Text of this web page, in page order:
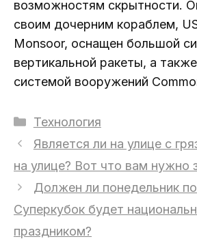
возможностям скрытности.
своим дочерним кораблем,
Monsoor, оснащен большой
вертикальной ракеты, а
системой вооружений
Рубрики
Технология
Является ли на улице с
на улице? Вот что вам нужно
Должен ли понедельник
Суперкубок будет
праздником?